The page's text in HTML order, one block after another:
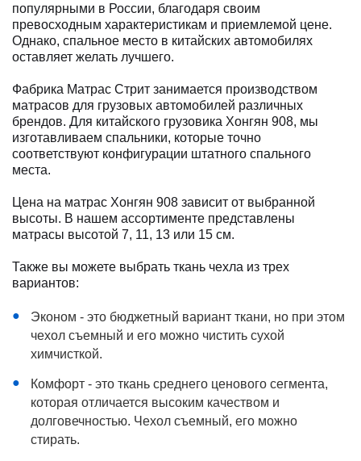
популярными в России, благодаря своим
превосходным характеристикам и приемлемой цене.
Однако, спальное место в китайских автомобилях
оставляет желать лучшего.
Фабрика Матрас Стрит занимается производством
матрасов для грузовых автомобилей различных
брендов. Для китайского грузовика Хонгян 908, мы
изготавливаем спальники, которые точно
соответствуют конфигурации штатного спального
места.
Цена на матрас Хонгян 908 зависит от выбранной
высоты. В нашем ассортименте представлены
матрасы высотой 7, 11, 13 или 15 см.
Также вы можете выбрать ткань чехла из трех
вариантов:
Эконом - это бюджетный вариант ткани, но при этом
чехол съемный и его можно чистить сухой
химчисткой.
Комфорт - это ткань среднего ценового сегмента,
которая отличается высоким качеством и
долговечностью. Чехол съемный, его можно
стирать.